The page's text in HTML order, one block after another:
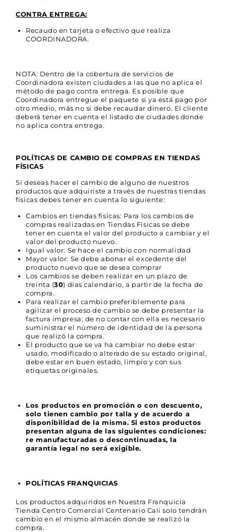
CONTRA ENTREGA:
Recaudo en tarjeta o efectivo que realiza
COORDINADORA.
NOTA: Dentro de la cobertura de servicios de
Coordinadora existen ciudades a las que no aplica el
método de pago contra entrega. Es posible que
Coordinadora entregue el paquete si ya está pago por
otro medio, más no si debe recaudar dinero. El cliente
deberá tener en cuenta el listado de ciudades donde
no aplica contra entrega.
POLÍTICAS DE CAMBIO DE COMPRAS EN TIENDAS
FÍSICAS
Si deseas hacer el cambio de alguno de nuestros
productos que adquiriste a través de nuestras tiendas
físicas debes tener en cuenta lo siguiente:
Cambios en tiendas físicas: Para los cambios de
compras realizadas en Tiendas Físicas se debe
tener en cuenta el valor del producto a cambiar y el
valor del producto nuevo.
Igual valor: Se hace el cambio con normalidad
Mayor valor: Se debe abonar el excedente del
producto nuevo que se desea comprar
Los cambios se deben realizar en un plazo de
treinta (30) días calendario, a partir de la fecha de
compra.
Para realizar el cambio preferiblemente para
agilizar el proceso de cambio se debe presentar la
factura impresa; de no contar con ella es necesario
suministrar el número de identidad de la persona
que realizó la compra.
El producto que se va ha cambiar no debe estar
usado, modificado o alterado de su estado original,
debe estar en buen estado, limpio y con sus
etiquetas originales.
Los productos en promoción o con descuento,
solo tienen cambio por talla y de acuerdo a
disponibilidad de la misma. Si estos productos
presentan alguna de las siguientes condiciones:
re manufacturadas o descontinuadas, la
garantía legal no será exigible.
POLÍTICAS FRANQUICIAS
Los productos adquiridos en Nuestra Franquicia
Tienda Centro Comercial Centenario Cali solo tendrán
cambio en el mismo almacén donde se realizó la
compra.